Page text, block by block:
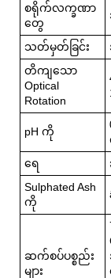
စရိုက်လက္ခဏာ
တွေ
သတ်မှတ်ခြင်း
တိကျသော
Optical
Rotation
pH ကို
ရေ
Sulphated Ash
ကို
ဆက်စပ်ပစ္စည်း
များ